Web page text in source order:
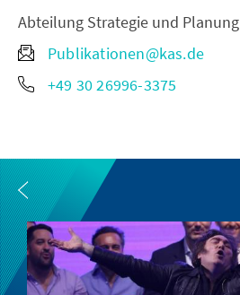
Abteilung Strategie und Planung
Publikationen@kas.de
+49 30 26996-3375